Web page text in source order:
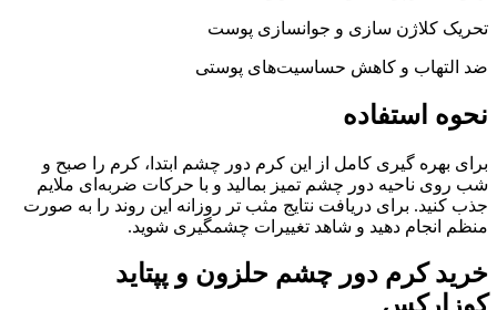
تحریک کلاژن سازی و جوانسازی پوست
ضد التهاب و کاهش حساسیت‌های پوستی
نحوه استفاده
برای بهره گیری کامل از این کرم دور چشم ابتدا، کرم را صبح و
شب روی ناحیه دور چشم تمیز بمالید و با حرکات ضربه‌ای ملایم
جذب کنید. برای دریافت نتایج مثب تر روزانه این روند را به صورت
منظم انجام دهید و شاهد تغییرات چشمگیری شوید.
خرید کرم دور چشم حلزون و پپتاید